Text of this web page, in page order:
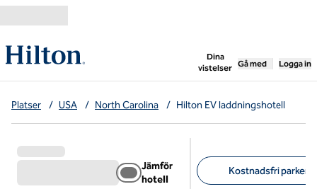
Gå vidare till innehållet
Dina
vistelser
,öppnar ny flik
Gå med Logga in
Platser / USA / North Carolina / Hilton EV laddningshotell
Jämför
hotell
Kostnadsfri